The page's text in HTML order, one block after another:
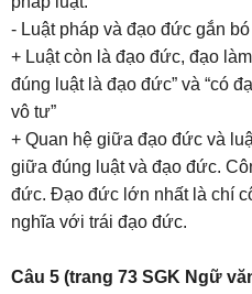
- Luật pháp và đạo đức gắn
+ Luật còn là đạo đức, đạo
đúng luật là đạo đức” và “có
vô tư”
+ Quan hệ giữa đạo đức và
giữa đúng luật và đạo đức.
đức. Đạo đức lớn nhất là chí
nghĩa với trái đạo đức.
Câu 5 (trang 73 SGK Ngữ